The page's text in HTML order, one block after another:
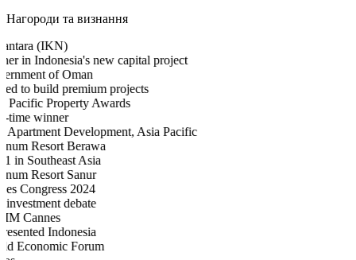
Нагороди та визнання
(IKN)
in Indonesia's new capital project
of Oman
to build premium projects
Pacific Property Awards
time winner
Apartment Development, Asia Pacific
Resort Berawa
in Southeast Asia
Resort Sanur
Congress 2024
debate
Cannes
Indonesia
Economic Forum